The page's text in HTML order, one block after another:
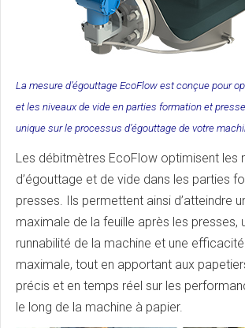
La mesure d’égouttage EcoFlow est conçue pour
et les niveaux de vide en parties formation et
unique sur le processus d’égouttage de votre
Les débitmètres EcoFlow optimisent les
d’égouttage et de vide dans les parties
presses. Ils permettent ainsi d’atteindre
maximale de la feuille après les presses,
runnabilité de la machine et une
maximale, tout en apportant aux
précis et en temps réel sur les
le long de la machine à papier.